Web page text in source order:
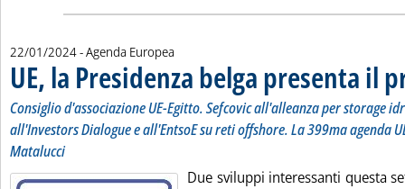
22/01/2024- Agenda Europea
UE, la Presidenza belga presenta il
Consiglio d'associazione UE-Egitto. Sefcovic all'alleanza per storage
all'Investors Dialogue e all'EntsoE su reti offshore. La 399ma agenda
Matalucci
Due sviluppi interessanti questa